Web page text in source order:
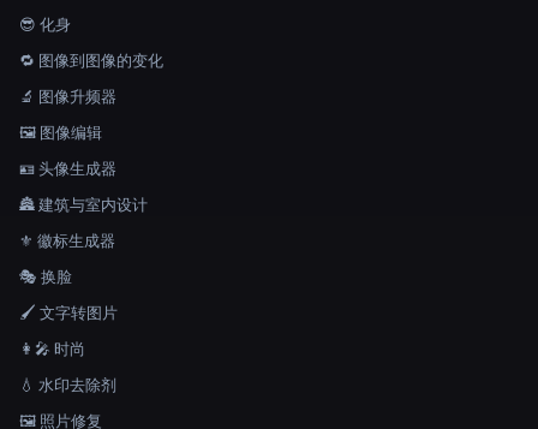
😎 化身
🔁 图像到图像的变化
🔬 图像升频器
🖼️ 图像编辑
🪪 头像生成器
🏯 建筑与室内设计
⚜️ 徽标生成器
🎭 换脸
🖌️ 文字转图片
👩‍🎤 时尚
💧 水印去除剂
🖼️ 照片修复